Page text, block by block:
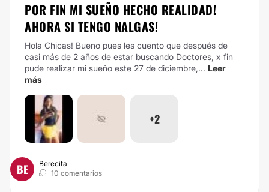
POR FIN MI SUEÑO HECHO REALIDAD!
AHORA SI TENGO NALGAS!
Hola Chicas! Bueno pues les cuento que después de
casi más de 2 años de estar buscando Doctores, x fin
pude realizar mi sueño este 27 de diciembre,... Leer
más
+2
BE
Berecita
10 comentarios